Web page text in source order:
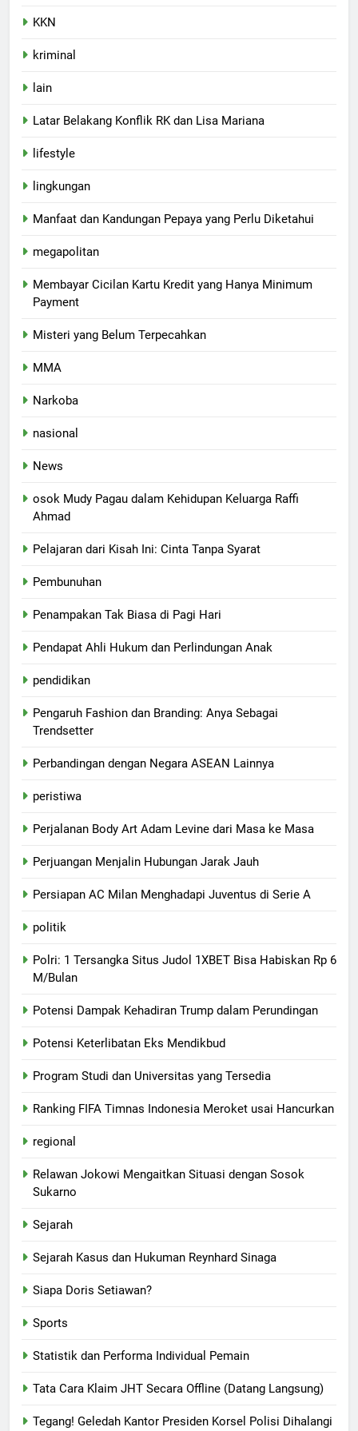
KKN
kriminal
lain
Latar Belakang Konflik RK dan Lisa Mariana
lifestyle
lingkungan
Manfaat dan Kandungan Pepaya yang Perlu Diketahui
megapolitan
Membayar Cicilan Kartu Kredit yang Hanya Minimum
Payment
Misteri yang Belum Terpecahkan
MMA
Narkoba
nasional
News
osok Mudy Pagau dalam Kehidupan Keluarga Raffi
Ahmad
Pelajaran dari Kisah Ini: Cinta Tanpa Syarat
Pembunuhan
Penampakan Tak Biasa di Pagi Hari
Pendapat Ahli Hukum dan Perlindungan Anak
pendidikan
Pengaruh Fashion dan Branding: Anya Sebagai
Trendsetter
Perbandingan dengan Negara ASEAN Lainnya
peristiwa
Perjalanan Body Art Adam Levine dari Masa ke Masa
Perjuangan Menjalin Hubungan Jarak Jauh
Persiapan AC Milan Menghadapi Juventus di Serie A
politik
Polri: 1 Tersangka Situs Judol 1XBET Bisa Habiskan Rp 6
M/Bulan
Potensi Dampak Kehadiran Trump dalam Perundingan
Potensi Keterlibatan Eks Mendikbud
Program Studi dan Universitas yang Tersedia
Ranking FIFA Timnas Indonesia Meroket usai Hancurkan
regional
Relawan Jokowi Mengaitkan Situasi dengan Sosok
Sukarno
Sejarah
Sejarah Kasus dan Hukuman Reynhard Sinaga
Siapa Doris Setiawan?
Sports
Statistik dan Performa Individual Pemain
Tata Cara Klaim JHT Secara Offline (Datang Langsung)
Tegang! Geledah Kantor Presiden Korsel Polisi Dihalangi